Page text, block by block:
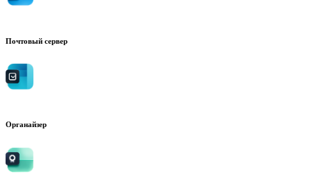
Почтовый сервер
Органайзер